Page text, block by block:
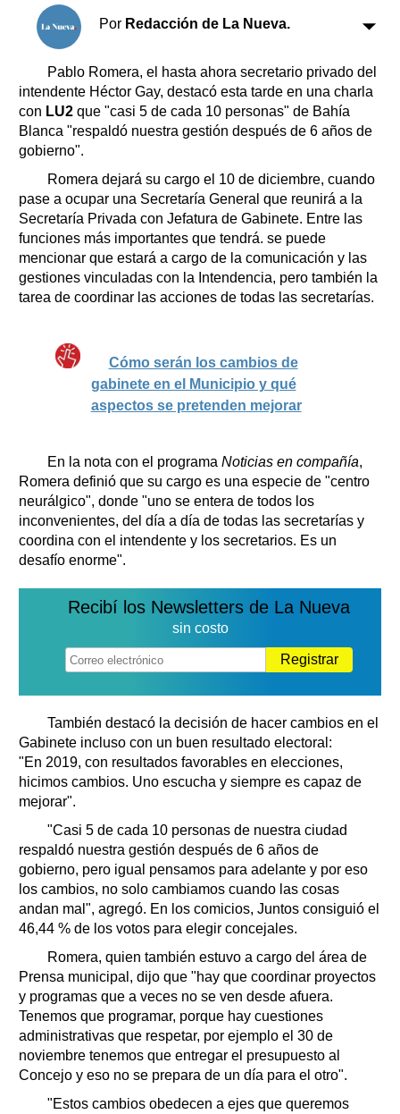
Clasificados
Horóscopo
Servicios
Farmacias
Transportes
Loterías
Fúnebres
Edictos
Teléfonos de urgencia
Por Redacción de La Nueva.
Pablo Romera, el hasta ahora secretario privado del
intendente Héctor Gay, destacó esta tarde en una charla
con LU2 que "casi 5 de cada 10 personas" de Bahía
Blanca "respaldó nuestra gestión después de 6 años de
gobierno".
Romera dejará su cargo el 10 de diciembre, cuando
pase a ocupar una Secretaría General que reunirá a la
Secretaría Privada con Jefatura de Gabinete. Entre las
funciones más importantes que tendrá. se puede
mencionar que estará a cargo de la comunicación y las
gestiones vinculadas con la Intendencia, pero también la
tarea de coordinar las acciones de todas las secretarías.
Cómo serán los cambios de
gabinete en el Municipio y qué
aspectos se pretenden mejorar
En la nota con el programa Noticias en compañía,
Romera definió que su cargo es una especie de "centro
neurálgico", donde "uno se entera de todos los
inconvenientes, del día a día de todas las secretarías y
coordina con el intendente y los secretarios. Es un
desafío enorme".
Recibí los Newsletters de La Nueva
sin costo
Registrar
También destacó la decisión de hacer cambios en el
Gabinete incluso con un buen resultado electoral:
"En 2019, con resultados favorables en elecciones,
hicimos cambios. Uno escucha y siempre es capaz de
mejorar".
"Casi 5 de cada 10 personas de nuestra ciudad
respaldó nuestra gestión después de 6 años de
gobierno, pero igual pensamos para adelante y por eso
los cambios, no solo cambiamos cuando las cosas
andan mal", agregó. En los comicios, Juntos consiguió el
46,44 % de los votos para elegir concejales.
Romera, quien también estuvo a cargo del área de
Prensa municipal, dijo que "hay que coordinar proyectos
y programas que a veces no se ven desde afuera.
Tenemos que programar, porque hay cuestiones
administrativas que respetar, por ejemplo el 30 de
noviembre tenemos que entregar el presupuesto al
Concejo y eso no se prepara de un día para el otro".
"Estos cambios obedecen a ejes que queremos